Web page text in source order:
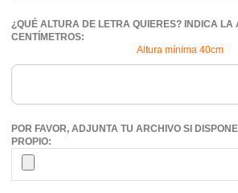
¿QUÉ ALTURA DE LETRA QUIERES? INDICA LA
CENTÍMETROS:
Altura mínima 40cm
POR FAVOR, ADJUNTA TU ARCHIVO SI
PROPIO: